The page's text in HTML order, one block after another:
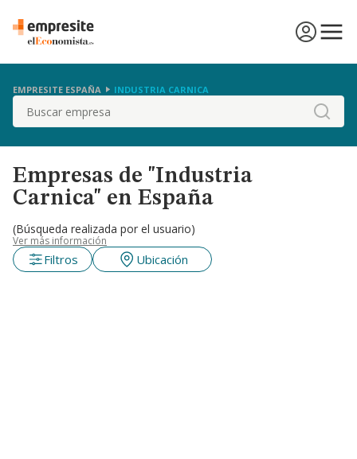
EMPRESITE ESPAÑA INDUSTRIA CARNICA
Buscar
Empresas de "Industria
Carnica" en España
(Búsqueda realizada por el usuario)
Ver más información
Filtros Ubicación